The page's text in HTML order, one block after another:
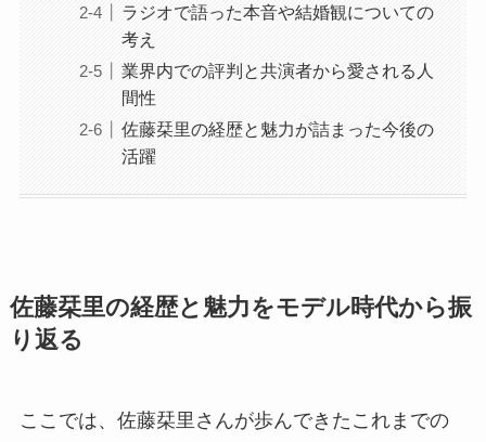
ラジオで語った本音や結婚観についての
考え
業界内での評判と共演者から愛される人
間性
佐藤栞里の経歴と魅力が詰まった今後の
活躍
佐藤栞里の経歴と魅力をモデル時代から振
り返る
ここでは、佐藤栞里さんが歩んできたこれまでの